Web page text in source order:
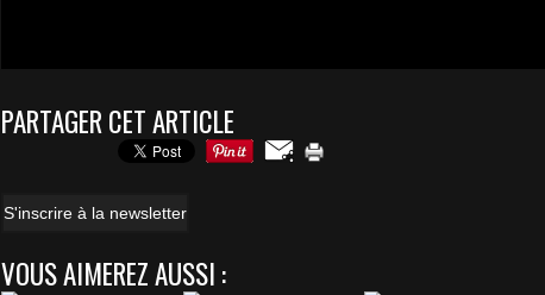
PARTAGER CET ARTICLE
S'inscrire à la newsletter
VOUS AIMEREZ AUSSI :